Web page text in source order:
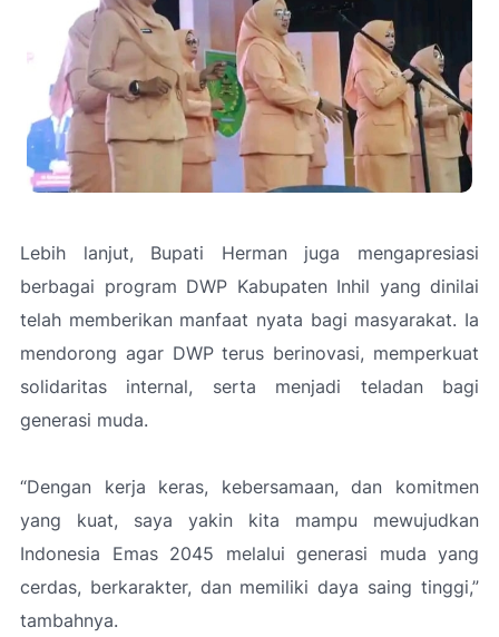
Lebih lanjut, Bupati Herman juga mengapresiasi
berbagai program DWP Kabupaten Inhil yang dinilai
telah memberikan manfaat nyata bagi masyarakat. Ia
mendorong agar DWP terus berinovasi, memperkuat
solidaritas internal, serta menjadi teladan bagi
generasi muda.
“Dengan kerja keras, kebersamaan, dan komitmen
yang kuat, saya yakin kita mampu mewujudkan
Indonesia Emas 2045 melalui generasi muda yang
cerdas, berkarakter, dan memiliki daya saing tinggi,”
tambahnya.